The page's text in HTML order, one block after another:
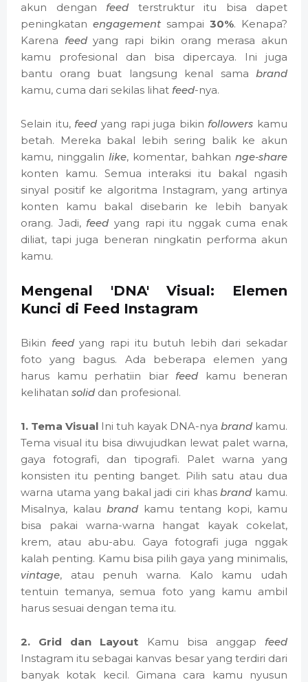
akun dengan feed terstruktur itu bisa dapet
peningkatan engagement sampai 30%. Kenapa?
Karena feedyang rapi bikin orang merasa akun
kamu profesional dan bisa dipercaya. Ini juga
bantu orang buat langsung kenal sama brand
kamu, cuma dari sekilas lihat feed-nya.
Selain itu, feed yang rapi juga bikin followers kamu
betah. Mereka bakal lebih sering balik ke akun
kamu, ninggalin like, komentar, bahkan nge-share
konten kamu. Semua interaksi itu bakal ngasih
sinyal positif ke algoritma Instagram, yang artinya
konten kamu bakal disebarin ke lebih banyak
orang. Jadi, feed yang rapi itu nggak cuma enak
diliat, tapi juga beneran ningkatin performa akun
kamu.
Mengenal 'DNA' Visual: Elemen
Kunci di Feed Instagram
Bikin feedyang rapi itu butuh lebih dari sekadar
foto yang bagus. Ada beberapa elemen yang
harus kamu perhatiin biar feed kamu beneran
kelihatan solid dan profesional.
1. Tema Visual Ini tuh kayak DNA-nya brand kamu.
Tema visual itu bisa diwujudkan lewat palet warna,
gaya fotografi, dan tipografi. Palet warna yang
konsisten itu penting banget. Pilih satu atau dua
warna utama yang bakal jadi ciri khasbrand kamu.
Misalnya, kalau brand kamu tentang kopi, kamu
bisa pakai warna-warna hangat kayak cokelat,
krem, atau abu-abu. Gaya fotografi juga nggak
kalah penting. Kamu bisa pilih gaya yang minimalis,
vintage, atau penuh warna. Kalo kamu udah
tentuin temanya, semua foto yang kamu ambil
harus sesuai dengan tema itu.
2. Grid dan Layout Kamu bisa anggap feed
Instagram itu sebagai kanvas besar yang terdiri dari
banyak kotak kecil. Gimana cara kamu nyusun